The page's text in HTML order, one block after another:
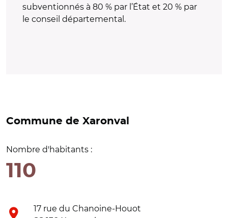
subventionnés à 80 % par l’État et 20 % par
le conseil départemental.
Commune de Xaronval
Nombre d'habitants :
110
17 rue du Chanoine-Houot